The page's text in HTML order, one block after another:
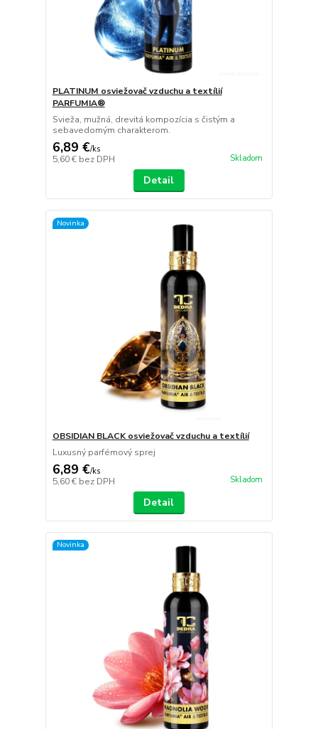
PLATINUM osviežovač vzduchu a textílií
PARFUMIA®
Svieža, mužná, drevitá kompozícia s čistým a
sebavedomým charakterom.
6,89 €/ks
5,60 € bez DPH Skladom
Detail
Novinka
OBSIDIAN BLACK osviežovač vzduchu a textílií
Luxusný parfémový sprej
6,89 €/ks
5,60 € bez DPH Skladom
Detail
Novinka